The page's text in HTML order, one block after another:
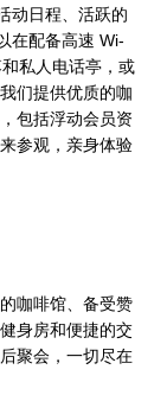
动日程、活跃的
在配备高速 Wi-
私人电话亭，或
们提供优质的咖
包括浮动会员资
参观，亲身体验
咖啡馆、备受赞
身房和便捷的交
聚会，一切尽在